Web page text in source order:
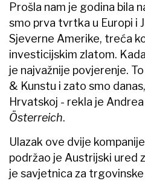
Prošla nam je godina bila
smo prva tvrtka u Europi i
Sjeverne Amerike, treća
investicijskim zlatom.
je najvažnije povjerenje.
& Kunstu i zato smo
Hrvatskoj - rekla je
Österreich.
Ulazak ove dvije
podržao je Austrijski ured
je savjetnica za